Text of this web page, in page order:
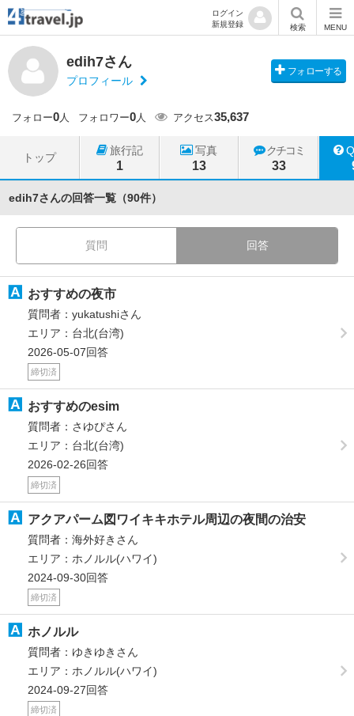
ログイン
新規登録
検索 MENU
edih7さん
プロフィール
フォローする
フォロー0人 フォロワー0人 アクセス35,637
トップ
旅行記
1
写真
13
クチコミ
33
edih7さんの回答一覧（90件）
質問 回答
おすすめの夜市
質問者：yukatushiさん
エリア：台北(台湾)
2026-05-07回答
締切済
おすすめのesim
質問者：さゆぴさん
エリア：台北(台湾)
2026-02-26回答
締切済
アクアパーム図ワイキキホテル周辺の夜間の治安
質問者：海外好きさん
エリア：ホノルル(ハワイ)
2024-09-30回答
締切済
ホノルル
質問者：ゆきゆきさん
エリア：ホノルル(ハワイ)
2024-09-27回答
締切済